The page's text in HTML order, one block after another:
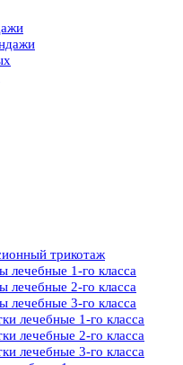
трикотаж
лечебные 1-го класса
лечебные 2-го класса
лечебные 3-го класса
лечебные 1-го класса
лечебные 2-го класса
лечебные 3-го класса